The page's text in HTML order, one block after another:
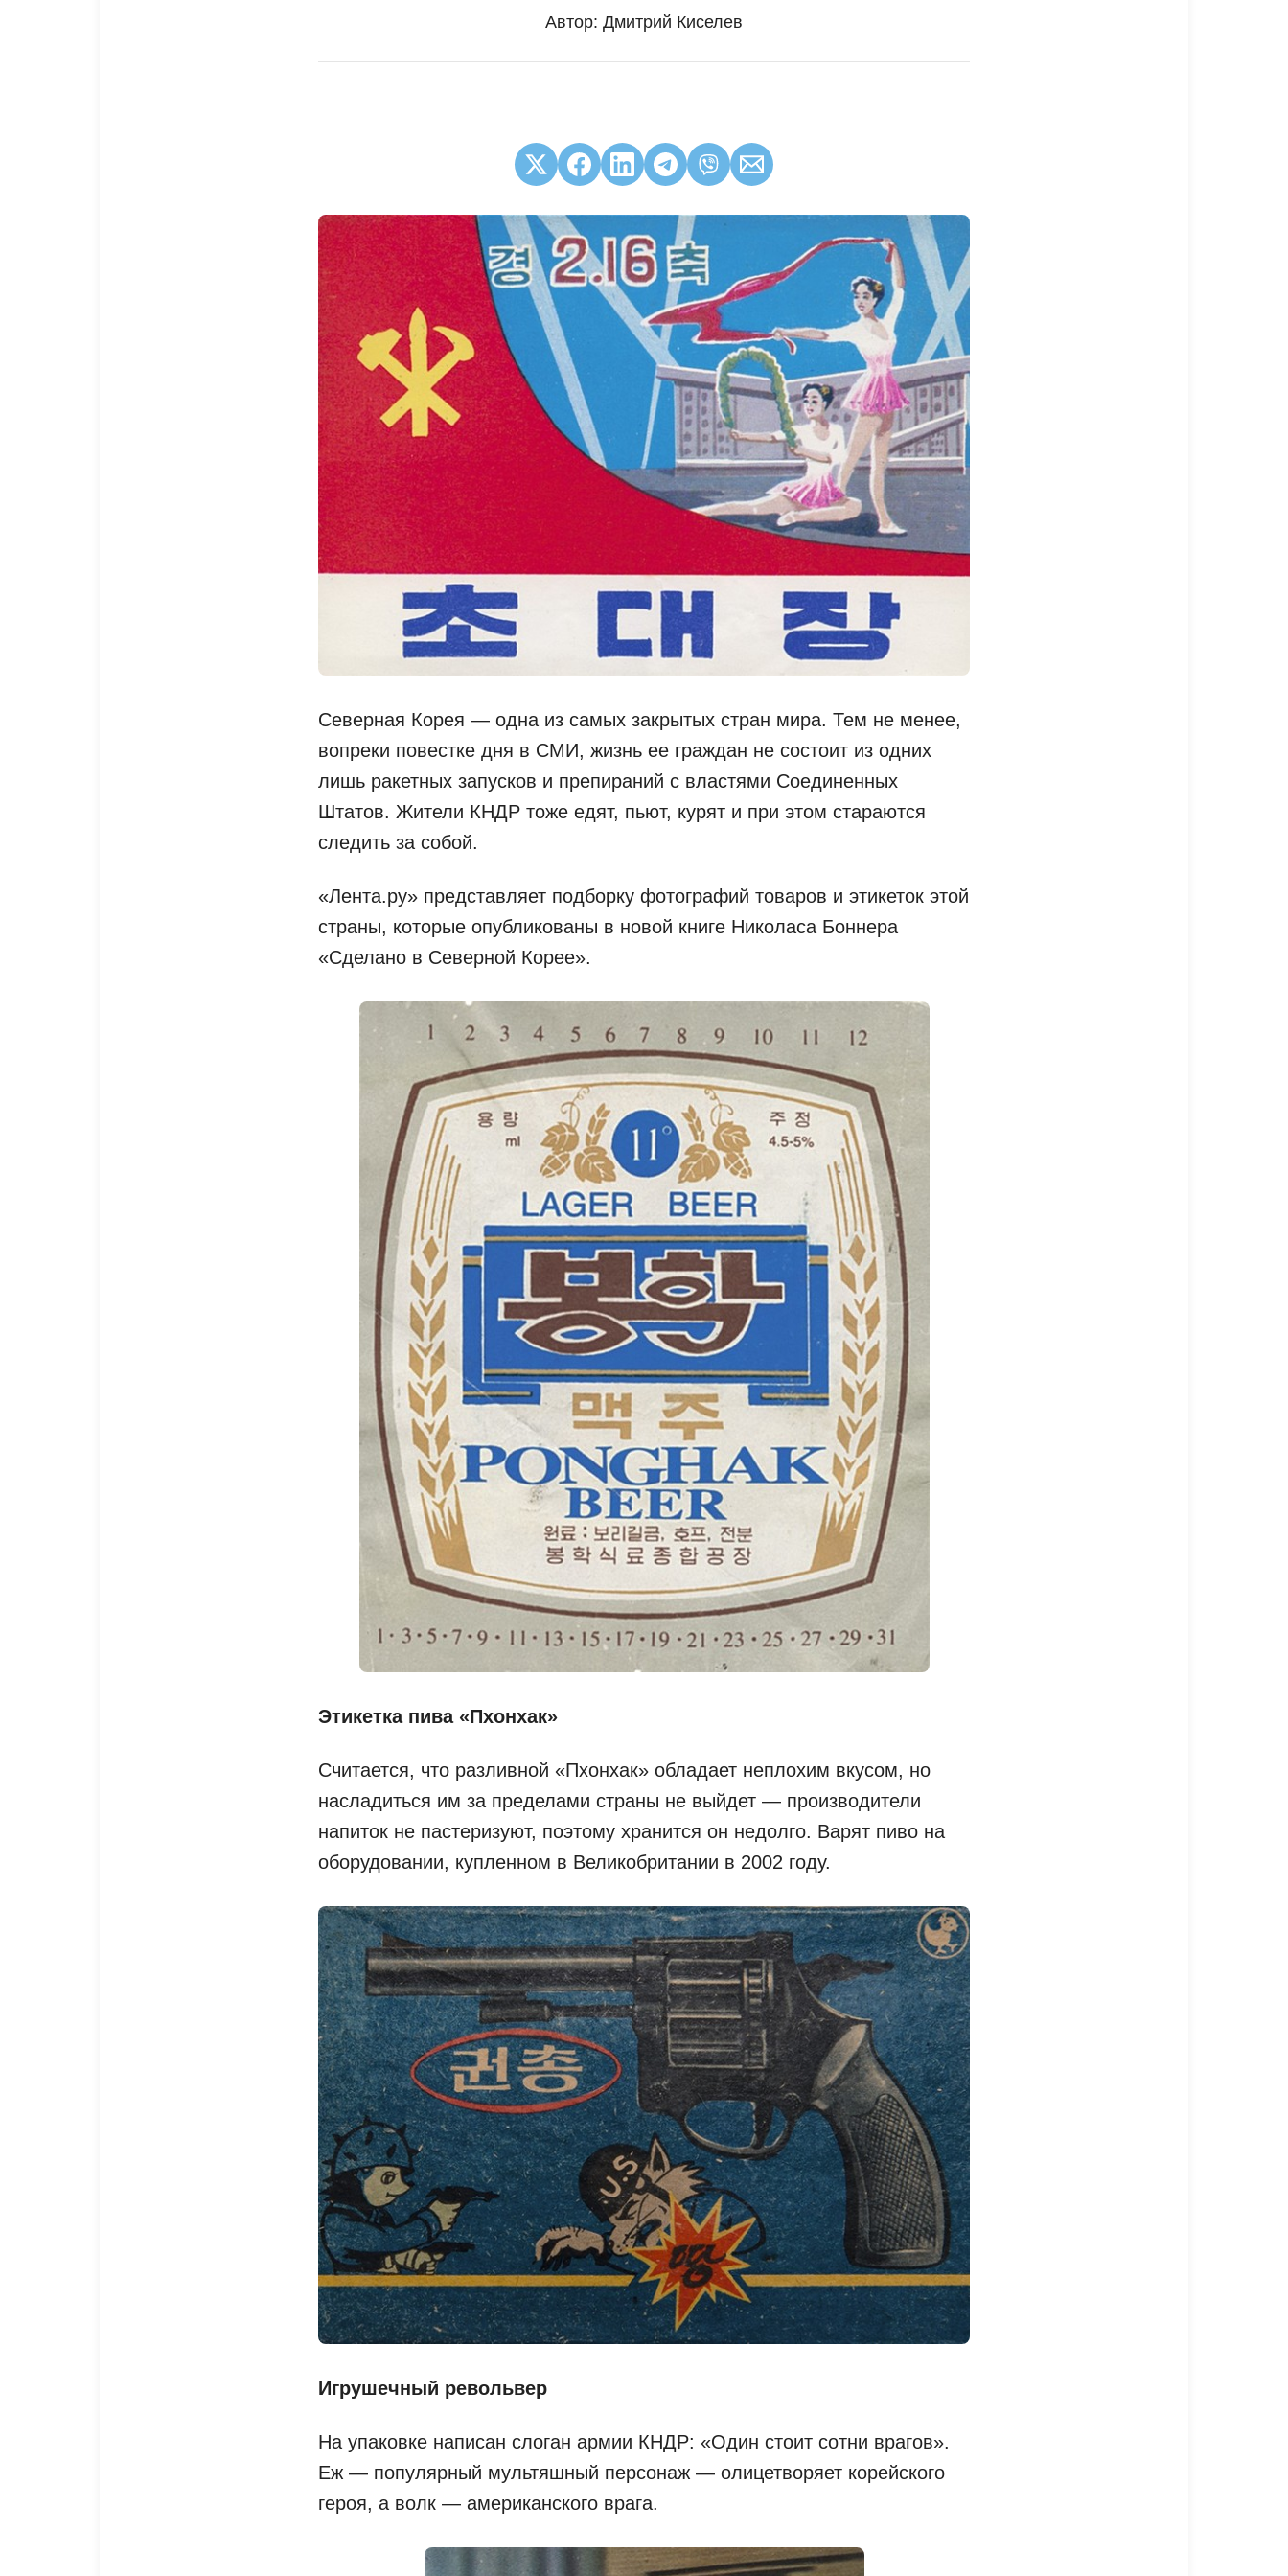
Автор: Дмитрий Киселев
Северная Корея — одна из самых закрытых стран мира. Тем не менее,
вопреки повестке дня в СМИ, жизнь ее граждан не состоит из одних
лишь ракетных запусков и препираний с властями Соединенных
Штатов. Жители КНДР тоже едят, пьют, курят и при этом стараются
следить за собой.
«Лента.ру» представляет подборку фотографий товаров и этикеток этой
страны, которые опубликованы в новой книге Николаса Боннера
«Сделано в Северной Корее».
Этикетка пива «Пхонхак»
Считается, что разливной «Пхонхак» обладает неплохим вкусом, но
насладиться им за пределами страны не выйдет — производители
напиток не пастеризуют, поэтому хранится он недолго. Варят пиво на
оборудовании, купленном в Великобритании в 2002 году.
Игрушечный револьвер
На упаковке написан слоган армии КНДР: «Один стоит сотни врагов».
Еж — популярный мультяшный персонаж — олицетворяет корейского
героя, а волк — американского врага.